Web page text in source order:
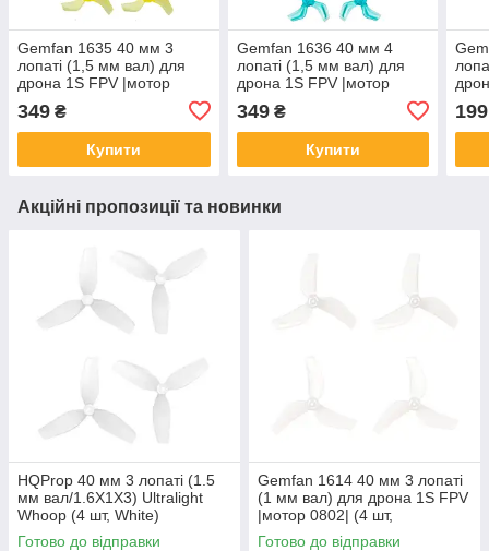
Gemfan 1635 40 мм 3
лопаті (1,5 мм вал) для
дрона 1S FPV |мотор
Yellow)
349 ₴
Купити
Gemfan 1636 40 мм 4
лопаті (1,5 мм вал) для
дрона 1S FPV |мотор
Blue)
349₴
Купити
199
Акційні пропозиції та новинки
HQProp 40 мм 3 лопаті (1.5
мм вал/1.6X1X3) Ultralight
Whoop (4 шт, White)
Готово до відправки
Gemfan 1614 40 мм 3 лопаті
(1 мм вал) для дрона 1S FPV
|мотор 0802| (4 шт,
Transparent)
Готово до відправки